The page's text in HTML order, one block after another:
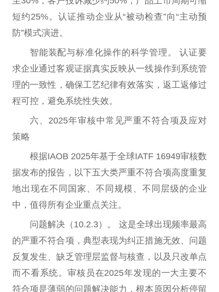
短约25%。认证推动企业从“被动检查”向“主动预
防”模式演进。
智能装配与标准化操作的科学管理。 认证要
求企业通过客观证据真实反映从一线操作到系统管
理的一致性 ，确保工艺纪律有效落实 ，返工返修过
程可控，避免系统性失效。
六、2025年审核中常见严重不符合项及应对
策略
根据IAOB 2025年基于全球IATF 16949审核数
据发布的报告，以下五大类严重不符合项高度重复
地出现在不同 国家 、不同规模、不同层级的企业
中，值得所有企业重点关注。
问题解决（10.2.3）。 这是全球出现频率最高
的严重不符合项，典型表现为纠正措施无效、问题
反复发生、缺乏管理层监督与核查，以及只改单点
而不看系统。审核员在2025年发现的一大主要不
符合项是薄弱的问题解决能力，根本原因分析停留